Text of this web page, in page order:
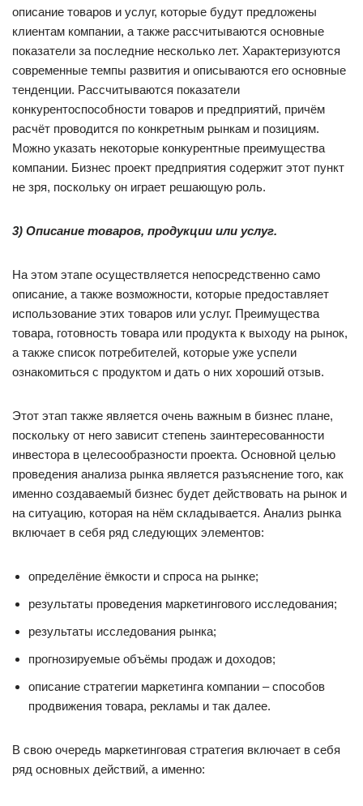
описание товаров и услуг, которые будут предложены
клиентам компании, а также рассчитываются основные
показатели за последние несколько лет. Характеризуются
современные темпы развития и описываются его основные
тенденции. Рассчитываются показатели
конкурентоспособности товаров и предприятий, причём
расчёт проводится по конкретным рынкам и позициям.
Можно указать некоторые конкурентные преимущества
компании. Бизнес проект предприятия содержит этот пункт
не зря, поскольку он играет решающую роль.
3) Описание товаров, продукции или услуг.
На этом этапе осуществляется непосредственно само
описание, а также возможности, которые предоставляет
использование этих товаров или услуг. Преимущества
товара, готовность товара или продукта к выходу на рынок,
а также список потребителей, которые уже успели
ознакомиться с продуктом и дать о них хороший отзыв.
Этот этап также является очень важным в бизнес плане,
поскольку от него зависит степень заинтересованности
инвестора в целесообразности проекта. Основной целью
проведения анализа рынка является разъяснение того, как
именно создаваемый бизнес будет действовать на рынок и
на ситуацию, которая на нём складывается. Анализ рынка
включает в себя ряд следующих элементов:
определёние ёмкости и спроса на рынке;
результаты проведения маркетингового исследования;
результаты исследования рынка;
прогнозируемые объёмы продаж и доходов;
описание стратегии маркетинга компании – способов
продвижения товара, рекламы и так далее.
В свою очередь маркетинговая стратегия включает в себя
ряд основных действий, а именно: